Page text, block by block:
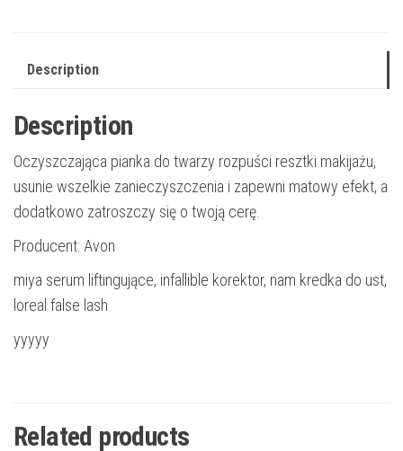
Description
Description
Oczyszczająca pianka do twarzy rozpuści resztki makijażu,
usunie wszelkie zanieczyszczenia i zapewni matowy efekt, a
dodatkowo zatroszczy się o twoją cerę.
Producent: Avon
miya serum liftingujące, infallible korektor, nam kredka do ust,
loreal false lash
yyyyy
Related products